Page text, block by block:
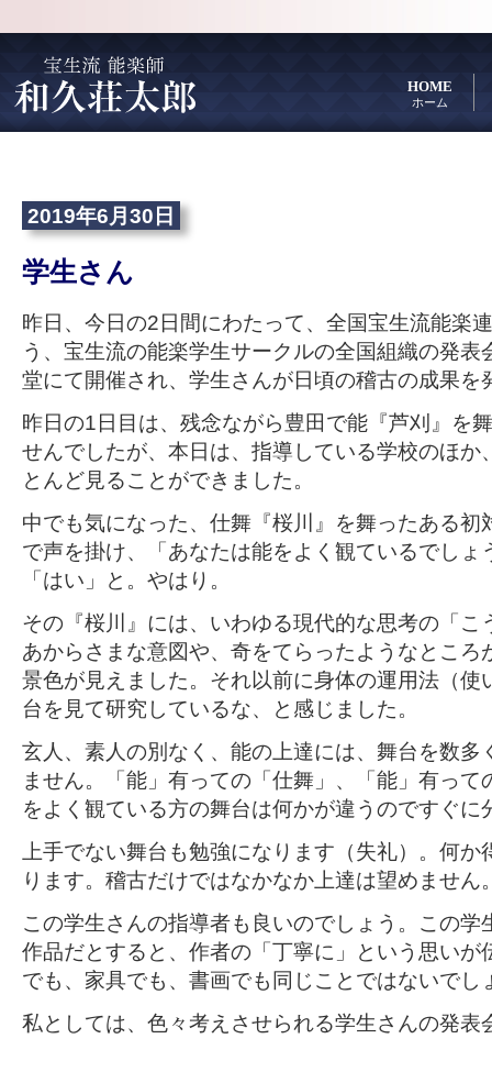
HOME
ホーム
2019年6月30日
学生さん
昨日、今日の2日間にわたって、全国宝生流能楽
う、宝生流の能楽学生サークルの全国組織の発表
堂にて開催され、学生さんが日頃の稽古の成果を
昨日の1日目は、残念ながら豊田で能『芦刈』を
せんでしたが、本日は、指導している学校のほか
とんど見ることができました。
中でも気になった、仕舞『桜川』を舞ったある初
で声を掛け、「あなたは能をよく観ているでしょ
「はい」と。やはり。
その『桜川』には、いわゆる現代的な思考の「こ
あからさまな意図や、奇をてらったようなところ
景色が見えました。それ以前に身体の運用法（使
台を見て研究しているな、と感じました。
玄人、素人の別なく、能の上達には、舞台を数多
ません。「能」有っての「仕舞」、「能」有って
をよく観ている方の舞台は何かが違うのですぐに
上手でない舞台も勉強になります（失礼）。何
ります。稽古だけではなかなか上達は望めません
この学生さんの指導者も良いのでしょう。この学
作品だとすると、作者の「丁寧に」という思いが
でも、家具でも、書画でも同じことではないでし
私としては、色々考えさせられる学生さんの発表